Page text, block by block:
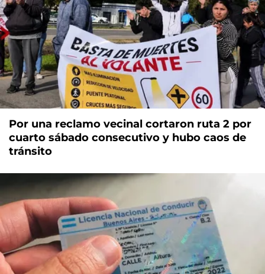
Por una reclamo vecinal cortaron ruta 2 por
cuarto sábado consecutivo y hubo caos de
tránsito